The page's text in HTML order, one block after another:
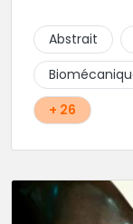
d'hygiène les
school, fantasy
Cody et les
idées en
Abstrait
+ 26